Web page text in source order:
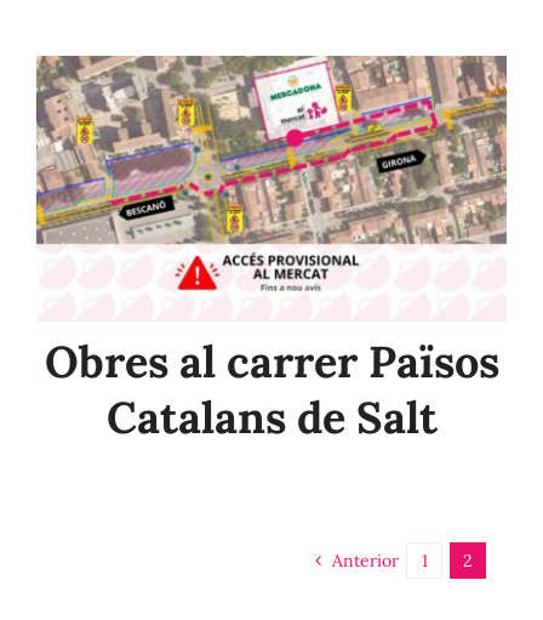
Obres al carrer Països
Catalans de Salt
Anterior 1 2